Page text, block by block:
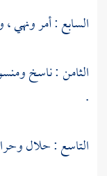
السابع : أمر
الثامن : ناسخ
.
التاسع : حلال